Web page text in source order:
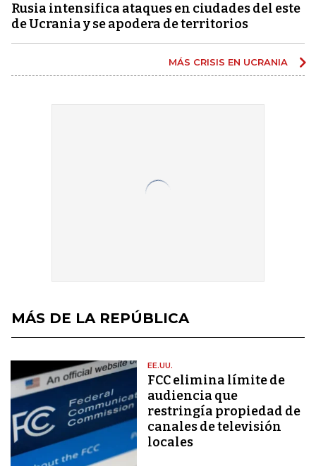
Rusia intensifica ataques en ciudades del este
de Ucrania y se apodera de territorios
MÁS CRISIS EN UCRANIA
MÁS DE LA REPÚBLICA
EE.UU.
FCC elimina límite de
audiencia que
restringía propiedad de
canales de televisión
locales